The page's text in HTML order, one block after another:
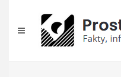
content